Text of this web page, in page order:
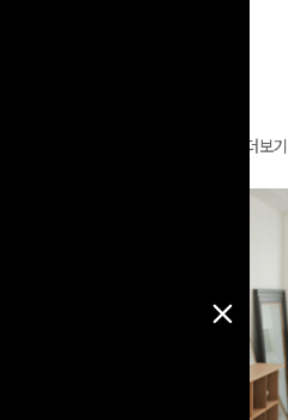
더보기